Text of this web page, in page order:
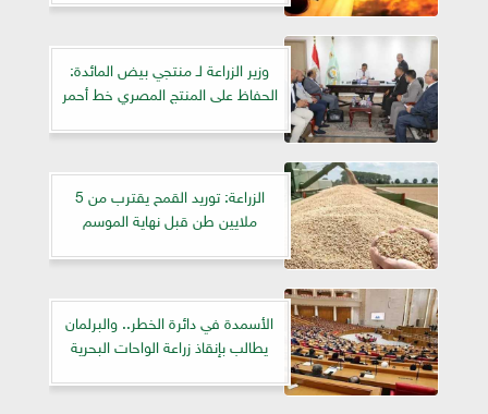
وزير الزراعة لـ منتجي بيض المائدة:
الحفاظ على المنتج المصري خط أحمر
الزراعة: توريد القمح يقترب من 5
ملايين طن قبل نهاية الموسم
الأسمدة في دائرة الخطر.. والبرلمان
يطالب بإنقاذ زراعة الواحات البحرية